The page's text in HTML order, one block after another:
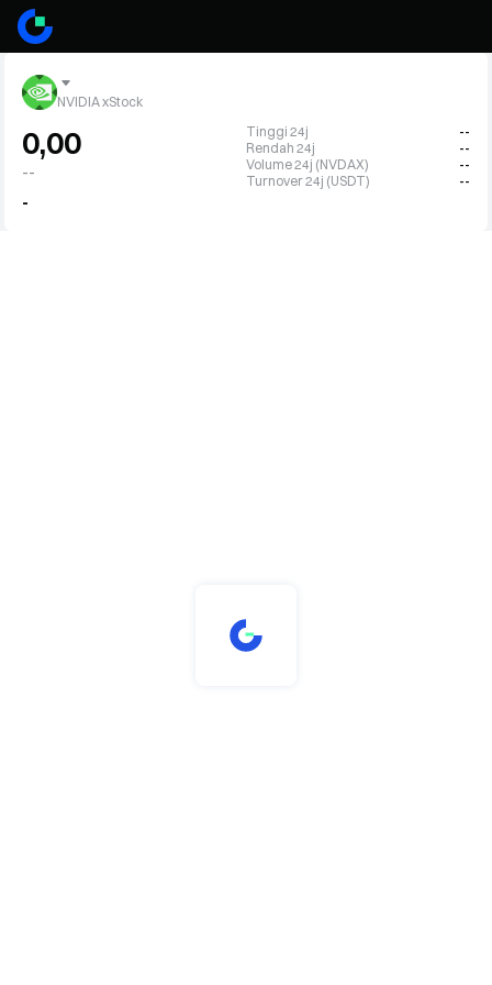
NVIDIA xStock
0,00
--
-
Tinggi 24j
--
Rendah 24j
--
Volume 24j (NVDAX)
--
Turnover 24j (USDT)
--